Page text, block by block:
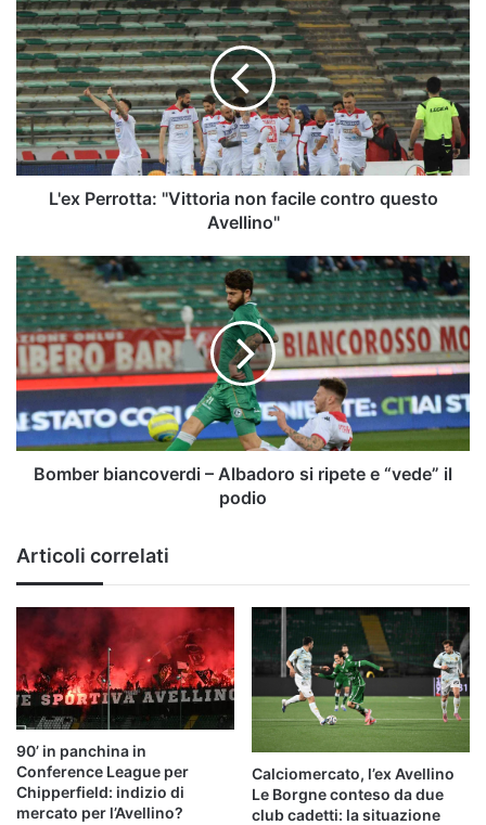
Perrotta:
"Vittoria
non
facile
contro
questo
Avellino"
L'ex Perrotta: "Vittoria non facile contro questo
Avellino"
Bomber
biancoverdi
–
Albadoro
si
ripete
e
“vede”
il
podio
Bomber biancoverdi – Albadoro si ripete e “vede” il
podio
Articoli correlati
90’ in panchina in
Conference League per
Chipperfield: indizio di
mercato per l’Avellino?
Calciomercato, l’ex Avellino
Le Borgne conteso da due
club cadetti: la situazione